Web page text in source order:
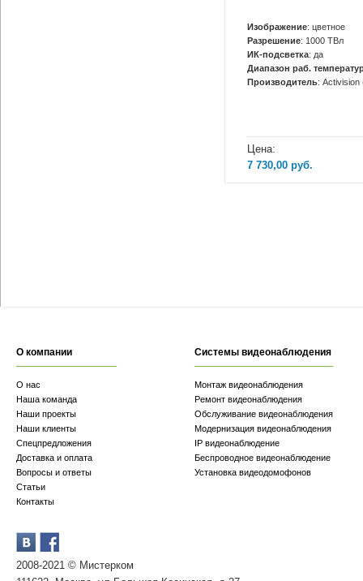
Изображение: цветное
Разрешение: 1000 ТВл
ИК-подсветка: да
Диапазон раб.
Производитель: Activision
Цена:
7 730,00 руб.
О компании
О нас
Наша команда
Наши проекты
Наши клиенты
Спецпредложения
Доставка и оплата
Вопросы и ответы
Статьи
Контакты
2008-2021 © Мистерком
Системы видеонаблюдения
Монтаж видеонаблюдения
Ремонт видеонаблюдения
Обслуживание видеонаблюдения
Модернизация видеонаблюдения
IP видеонаблюдение
Беспроводное видеонаблюдение
Установка видеодомофонов